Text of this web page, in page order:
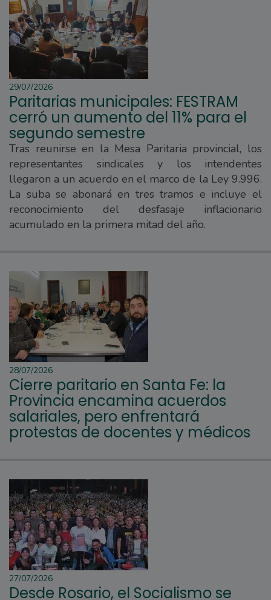
29/07/2026
Paritarias municipales: FESTRAM
cerró un aumento del 11% para el
segundo semestre
Tras reunirse en la Mesa Paritaria provincial, los
representantes sindicales y los intendentes
llegaron a un acuerdo en el marco de la Ley 9.996.
La suba se abonará en tres tramos e incluye el
reconocimiento del desfasaje inflacionario
acumulado en la primera mitad del año.
28/07/2026
Cierre paritario en Santa Fe: la
Provincia encamina acuerdos
salariales, pero enfrentará
protestas de docentes y médicos
27/07/2026
Desde Rosario, el Socialismo se